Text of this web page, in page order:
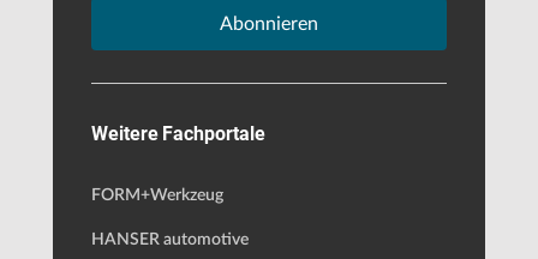
Abonnieren
Weitere Fachportale
FORM+Werkzeug
HANSER automotive